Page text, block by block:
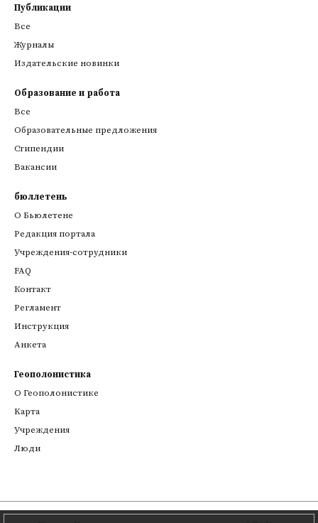
Публикации
Все
Журналы
Издательские новинки
Образование и работа
Все
Образовательные предложения
Стипендии
Вакансии
бюллетень
О Бьюлетене
Редакция портала
Учреждения-сотрудники
FAQ
Контакт
Регламент
Инструкция
Анкета
Геополонистика
О Геополонистике
Kарта
Учреждения
Люди